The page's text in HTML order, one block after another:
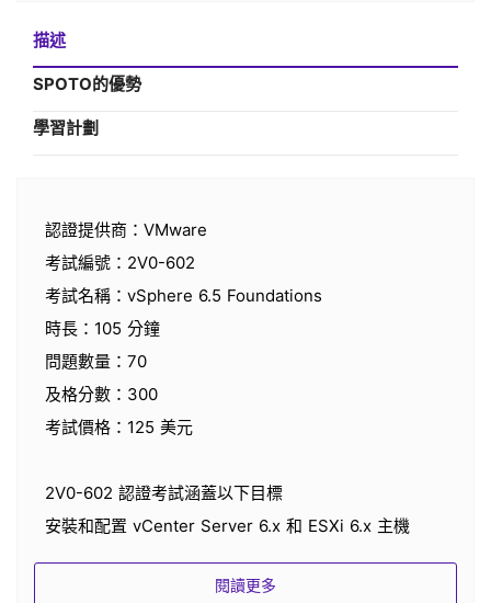
描述
SPOTO的優勢
學習計劃
認證提供商：VMware
考試編號：2V0-602
考試名稱：vSphere 6.5 Foundations
時長：105 分鐘
問題數量：70
及格分數：300
考試價格：125 美元
2V0-602 認證考試涵蓋以下目標
安裝和配置 vCenter Server 6.x 和 ESXi 6.x 主機
配置和管理 vSphere 6.x 網絡
配置和管理 vSphere 6.x 存儲
閱讀更多